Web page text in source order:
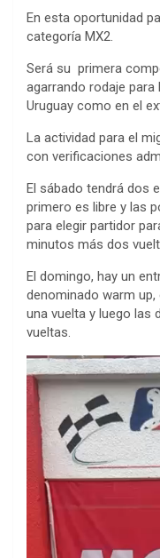
En esta oportunidad
categoría MX2.
Será su primera
agarrando rodaje
Uruguay como en el
La actividad para el
con verificaciones
El sábado tendrá dos
primero es libre y las
para elegir partidor
minutos más dos
El domingo, hay un
denominado warm
una vuelta y luego las
vueltas.